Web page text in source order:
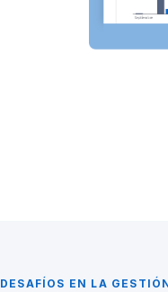
DESAFÍOS EN LA